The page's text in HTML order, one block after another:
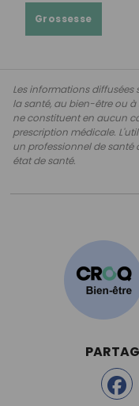
Grossesse
Les informations diffusées
la santé, au bien-être ou
ne constituent en aucun
prescription médicale.
un professionnel de
état de santé.